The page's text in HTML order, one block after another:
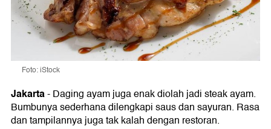
Foto: iStock
Jakarta-Daging ayam juga enak diolah jadi steak ayam.
Bumbunya sederhana dilengkapi saus dan sayuran. Rasa
dan tampilannya juga tak kalah dengan restoran.